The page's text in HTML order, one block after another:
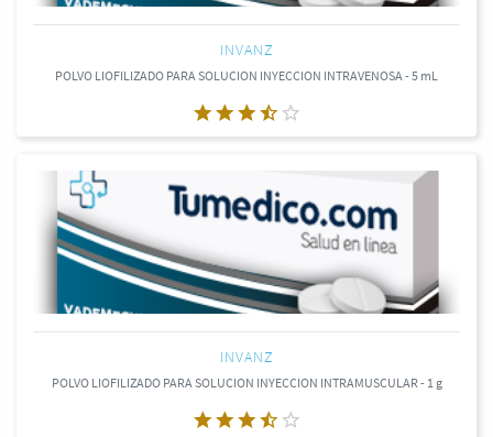
INVANZ
POLVO LIOFILIZADO PARA SOLUCION INYECCION INTRAVENOSA - 5 mL
INVANZ
POLVO LIOFILIZADO PARA SOLUCION INYECCION INTRAMUSCULAR - 1 g